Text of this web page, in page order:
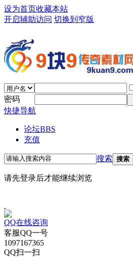
设为首页收藏本站
开启辅助访问 切换到窄版
密码
快捷导航
论坛BBS
充值
搜索 搜索
请先登录后才能继续浏览
QQ在线咨询
客服QQ一号
1097167365
QQ扫一扫